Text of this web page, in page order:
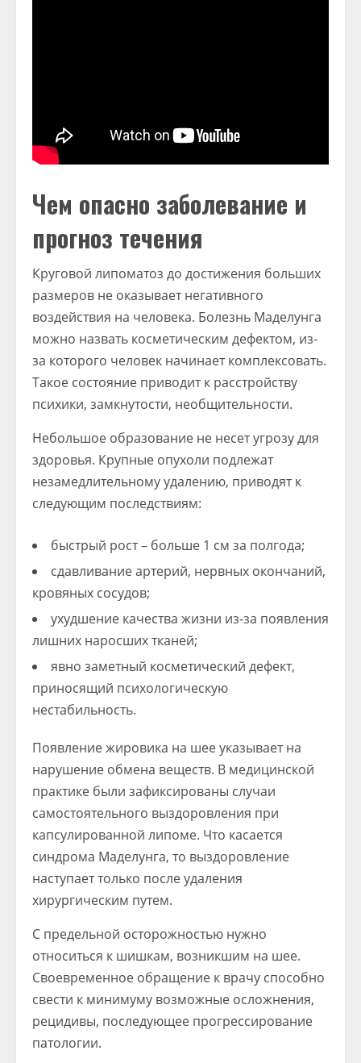
Чем опасно заболевание и
прогноз течения
Круговой липоматоз до достижения больших
размеров не оказывает негативного
воздействия на человека. Болезнь Маделунга
можно назвать косметическим дефектом, из-
за которого человек начинает комплексовать.
Такое состояние приводит к расстройству
психики, замкнутости, необщительности.
Небольшое образование не несет угрозу для
здоровья. Крупные опухоли подлежат
незамедлительному удалению, приводят к
следующим последствиям:
быстрый рост – больше 1 см за полгода;
сдавливание артерий, нервных окончаний,
кровяных сосудов;
ухудшение качества жизни из-за появления
лишних наросших тканей;
явно заметный косметический дефект,
приносящий психологическую
нестабильность.
Появление жировика на шее указывает на
нарушение обмена веществ. В медицинской
практике были зафиксированы случаи
самостоятельного выздоровления при
капсулированной липоме. Что касается
синдрома Маделунга, то выздоровление
наступает только после удаления
хирургическим путем.
С предельной осторожностью нужно
относиться к шишкам, возникшим на шее.
Своевременное обращение к врачу способно
свести к минимуму возможные осложнения,
рецидивы, последующее прогрессирование
патологии.